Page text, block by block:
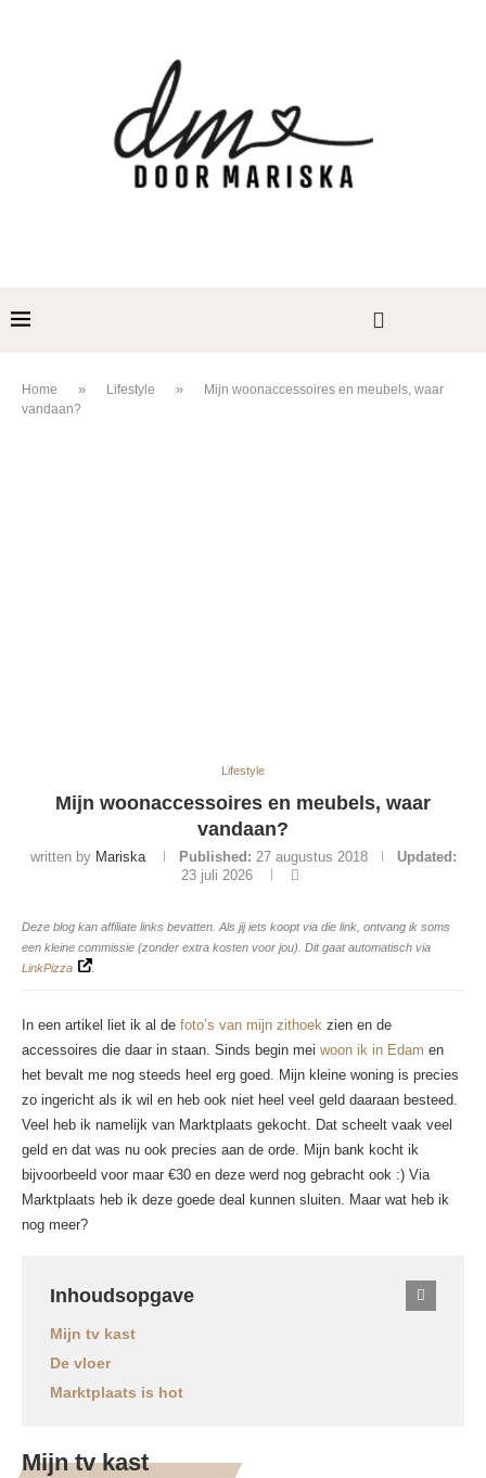
Home » Lifestyle »
Mijn woonaccessoires en meubels, waar
vandaan?
Lifestyle
Mijn woonaccessoires en meubels, waar
vandaan?
written by Mariska Published: 27 augustus 2018
Updated:
23 juli 2026
Deze blog kan affiliate links bevatten. Als jij iets koopt via die link, ontvang ik soms
een kleine commissie (zonder extra kosten voor jou). Dit gaat automatisch via
LinkPizza
In een artikel liet ik al de foto’s van mijn zithoek zien en de
accessoires die daar in staan. Sinds begin mei woon ik in Edam en
het bevalt me nog steeds heel erg goed. Mijn kleine woning is precies
zo ingericht als ik wil en heb ook niet heel veel geld daaraan besteed.
Veel heb ik namelijk van Marktplaats gekocht. Dat scheelt vaak veel
geld en dat was nu ook precies aan de orde. Mijn bank kocht ik
bijvoorbeeld voor maar €30 en deze werd nog gebracht ook :) Via
Marktplaats heb ik deze goede deal kunnen sluiten. Maar wat heb ik
nog meer?
Inhoudsopgave
Mijn tv kast
De vloer
Marktplaats is hot
Mijn tv kast